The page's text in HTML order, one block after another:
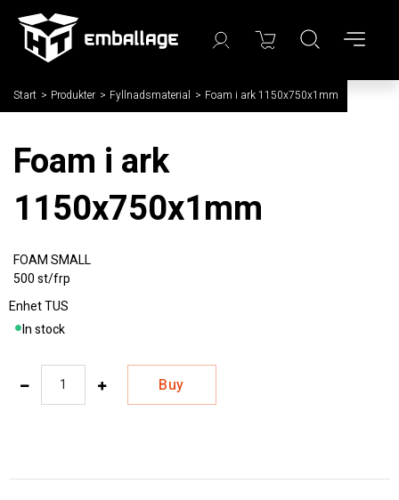
Start / Produkter / Fyllnadsmaterial / Foam i ark 1150x750x1mm
Foam i ark
1150x750x1mm
FOAM SMALL
500 st/frp
EnhetTUS
In stock
Buy